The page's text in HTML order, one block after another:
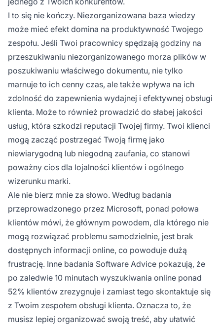
I to się nie kończy. Niezorganizowana baza wiedzy
może mieć efekt domina na produktywność Twojego
zespołu. Jeśli Twoi pracownicy spędzają godziny na
przeszukiwaniu niezorganizowanego morza plików w
poszukiwaniu właściwego dokumentu, nie tylko
marnuje to ich cenny czas, ale także wpływa na ich
zdolność do zapewnienia wydajnej i efektywnej obsługi
klienta. Może to również prowadzić do słabej jakości
usług, która szkodzi reputacji Twojej firmy. Twoi klienci
mogą zacząć postrzegać Twoją firmę jako
niewiarygodną lub niegodną zaufania, co stanowi
poważny cios dla lojalności klientów i ogólnego
wizerunku marki.
Ale nie bierz mnie za słowo. Według badania
przeprowadzonego przez Microsoft, ponad połowa
klientów mówi, że głównym powodem, dla którego nie
mogą rozwiązać problemu samodzielnie, jest brak
dostępnych informacji online, co powoduje dużą
frustrację. Inne badania Software Advice pokazują, że
po zaledwie 10 minutach wyszukiwania online ponad
52% klientów zrezygnuje i zamiast tego skontaktuje się
z Twoim zespołem obsługi klienta. Oznacza to, że
musisz lepiej organizować swoją treść, aby ułatwić